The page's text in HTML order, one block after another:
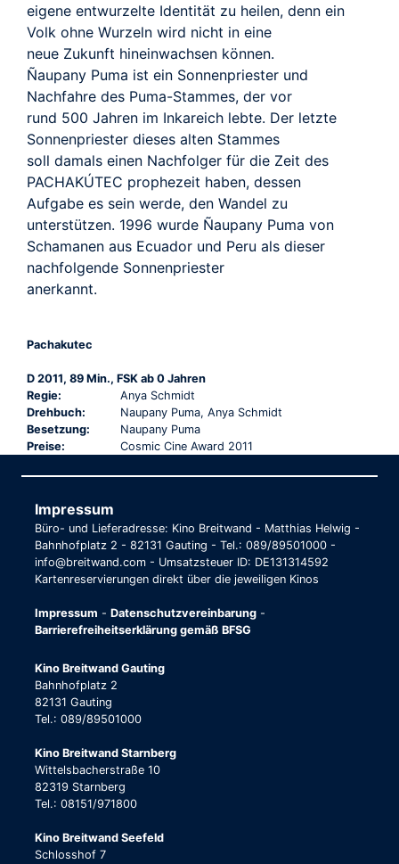
eigene entwurzelte Identität zu heilen, denn ein
Volk ohne Wurzeln wird nicht in eine
neue Zukunft hineinwachsen können.
Ñaupany Puma ist ein Sonnenpriester und
Nachfahre des Puma-Stammes, der vor
rund 500 Jahren im Inkareich lebte. Der letzte
Sonnenpriester dieses alten Stammes
soll damals einen Nachfolger für die Zeit des
PACHAKÚTEC prophezeit haben, dessen
Aufgabe es sein werde, den Wandel zu
unterstützen. 1996 wurde Ñaupany Puma von
Schamanen aus Ecuador und Peru als dieser
nachfolgende Sonnenpriester
anerkannt.
Pachakutec
D 2011, 89 Min., FSK ab 0 Jahren
Regie:
Anya Schmidt
Drehbuch:
Naupany Puma, Anya Schmidt
Besetzung:
Naupany Puma
Preise:
Cosmic Cine Award 2011
Impressum
Büro- und Lieferadresse: Kino Breitwand - Matthias Helwig -
Bahnhofplatz 2 - 82131 Gauting - Tel.: 089/89501000 -
info@breitwand.com - Umsatzsteuer ID: DE131314592
Kartenreservierungen direkt über die jeweiligen Kinos
Impressum - Datenschutzvereinbarung -
Barrierefreiheitserklärung gemäß BFSG
Kino Breitwand Gauting
Bahnhofplatz 2
82131 Gauting
Tel.: 089/89501000
Kino Breitwand Starnberg
Wittelsbacherstraße 10
82319 Starnberg
Tel.: 08151/971800
Kino Breitwand Seefeld
Schlosshof 7